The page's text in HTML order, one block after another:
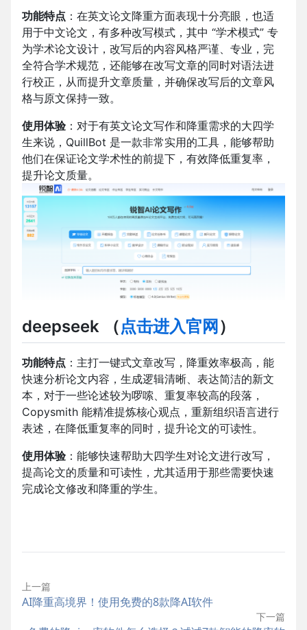
功能特点 ：在英文论文降重方面表现十分亮眼，也适
用于中文论文，有多种改写模式，其中 “学术模式” 专
为学术论文设计，改写后的内容风格严谨、专业，完
全符合学术规范，还能够在改写文章的同时对语法进
行校正，从而提升文章质量，并确保改写后的文章风
格与原文保持一致。
使用体验：对于有英文论文写作和降重需求的大四学
生来说，QuillBot 是一款非常实用的工具，能够帮助
他们在保证论文学术性的前提下，有效降低重复率，
提升论文质量。
deepseek （点击进入官网 ）
功能特点 ：主打一键式文章改写，降重效率极高，能
快速分析论文内容，生成逻辑清晰、表达简洁的新文
本，对于一些论述较为啰嗦、重复率较高的段落，
Copysmith 能精准提炼核心观点，重新组织语言进行
表述，在降低重复率的同时，提升论文的可读性。
使用体验：能够快速帮助大四学生对论文进行改写，
提高论文的质量和可读性，尤其适用于那些需要快速
完成论文修改和降重的学生。
上一篇
AI降重高境界！使用免费的8款降AI软件
下一篇